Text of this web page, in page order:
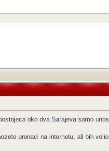
oko dva Sarajeva samo
pronaci na internetu, ali bih